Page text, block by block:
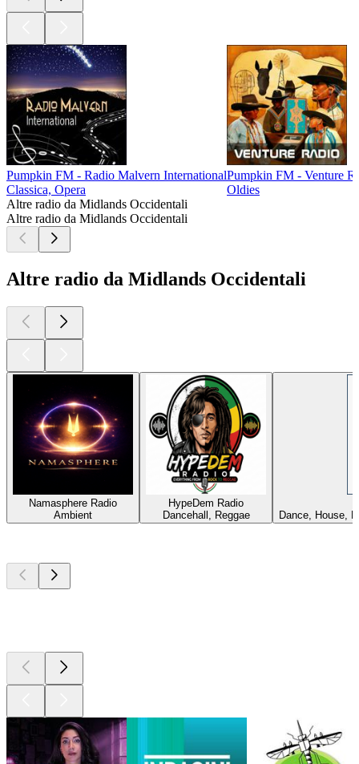
Pumpkin FM - Radio Malvern International
Classica, Opera
Pumpkin FM - Venture
Oldies
Altre radio da Midlands Occidentali
Altre radio da Midlands Occidentali
Altre radio da Midlands Occidentali
Namasphere Radio
Ambient
HypeDem Radio
Dancehall, Reggae
Dance, House,